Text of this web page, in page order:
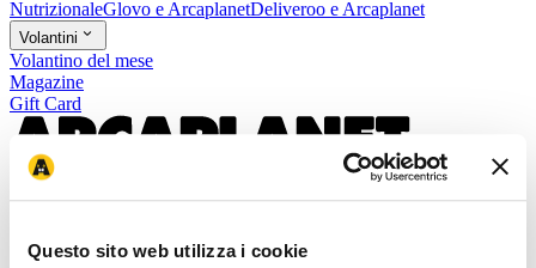
Questo sito web utilizza i cookie
NutrizionaleGlovo e ArcaplanetDeliveroo e Arcaplanet
Volantini
Volantino del mese
Magazine
Gift Card
Resi